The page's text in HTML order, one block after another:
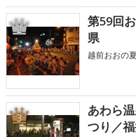
2
第59回
県
越前おおの
3
あわら
つり／